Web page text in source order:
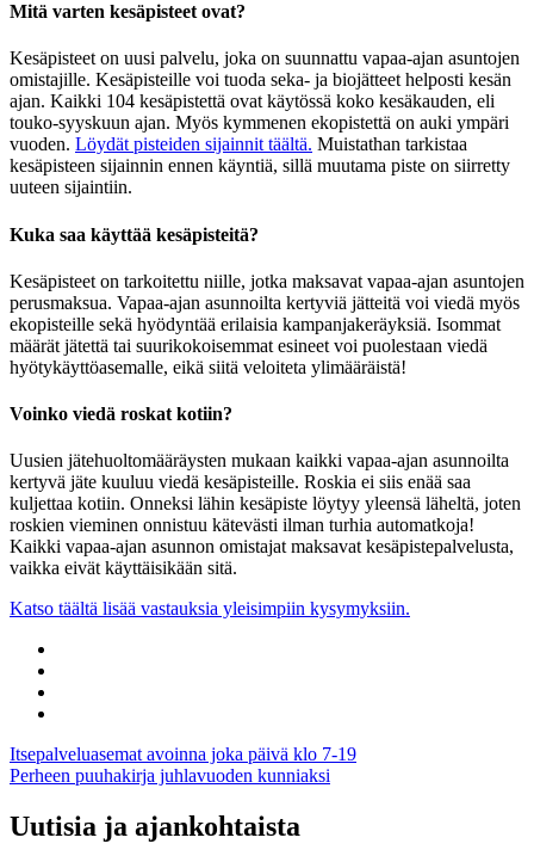
Mitä varten kesäpisteet ovat?
Kesäpisteet on uusi palvelu, joka on suunnattu vapaa-ajan asuntojen
omistajille. Kesäpisteille voi tuoda seka- ja biojätteet helposti kesän
ajan. Kaikki 104 kesäpistettä ovat käytössä koko kesäkauden, eli
touko-syyskuun ajan. Myös kymmenen ekopistettä on auki ympäri
vuoden. Löydät pisteiden sijainnit täältä. Muistathan tarkistaa
kesäpisteen sijainnin ennen käyntiä, sillä muutama piste on siirretty
uuteen sijaintiin.
Kuka saa käyttää kesäpisteitä?
Kesäpisteet on tarkoitettu niille, jotka maksavat vapaa-ajan asuntojen
perusmaksua. Vapaa-ajan asunnoilta kertyviä jätteitä voi viedä myös
ekopisteille sekä hyödyntää erilaisia kampanjakeräyksiä. Isommat
määrät jätettä tai suurikokoisemmat esineet voi puolestaan viedä
hyötykäyttöasemalle, eikä siitä veloiteta ylimääräistä!
Voinko viedä roskat kotiin?
Uusien jätehuoltomääräysten mukaan kaikki vapaa-ajan asunnoilta
kertyvä jäte kuuluu viedä kesäpisteille. Roskia ei siis enää saa
kuljettaa kotiin. Onneksi lähin kesäpiste löytyy yleensä läheltä, joten
roskien vieminen onnistuu kätevästi ilman turhia automatkoja!
Kaikki vapaa-ajan asunnon omistajat maksavat kesäpistepalvelusta,
vaikka eivät käyttäisikään sitä.
Katso täältä lisää vastauksia yleisimpiin kysymyksiin.
email
Artikkelien
selaus
Itsepalveluasemat avoinna joka päivä klo 7-19
Perheen puuhakirja juhlavuoden kunniaksi
Uutisia ja ajankohtaista